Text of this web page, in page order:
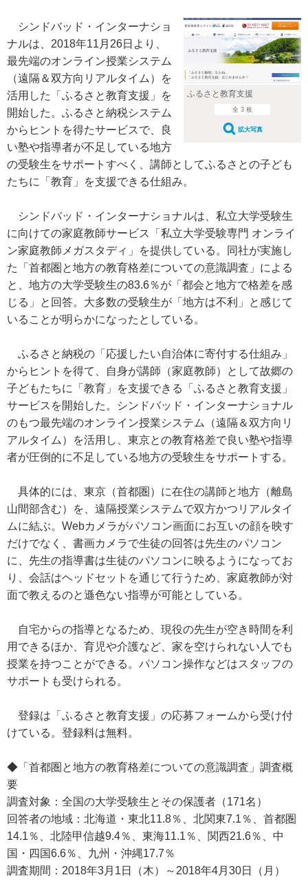
ふるさと教育支援
全 3 枚
拡大写真
シンドバッド・インターナショ
ナルは、2018年11月26日より、
最先端のオンライン授業システム
（遠隔＆双方向リアルタイム）を
活用した「ふるさと教育支援」を
開始した。ふるさと納税システム
からヒントを得たサービスで、良
い塾や指導者が不足している地方
の受験生をサポートすべく、講師としてふるさとの子ども
たちに「教育」を支援できる仕組み。
シンドバッド・インターナショナルは、私立大学受験生
に向けての家庭教師サービス「私立大学受験専門 オンライ
ン家庭教師メガスタディ」を提供している。同社が実施し
た「首都圏と地方の教育格差についての意識調査」による
と、地方の大学受験生の83.6％が「都会と地方で格差を感
じる」と回答。大多数の受験生が「地方は不利」と感じて
いることが明らかになったとしている。
ふるさと納税の「応援したい自治体に寄付する仕組み」
からヒントを得て、自身が講師（家庭教師）として故郷の
子どもたちに「教育」を支援できる「ふるさと教育支援」
サービスを開始した。シンドバッド・インターナショナル
のもつ最先端のオンライン授業システム（遠隔＆双方向リ
アルタイム）を活用し、東京との教育格差で良い塾や指導
者が圧倒的に不足している地方の受験生をサポートする。
具体的には、東京（首都圏）に在住の講師と地方（離島
山間部含む）を、遠隔授業システムで双方かつリアルタイ
ムに結ぶ。Webカメラがパソコン画面にお互いの顔を映す
だけでなく、書画カメラで生徒の回答は先生のパソコン
に、先生の指導書は生徒のパソコンに映るようになってお
り、会話はヘッドセットを通じて行うため、家庭教師が対
面で教えるのと遜色ない指導が可能としている。
自宅からの指導となるため、現役の先生が空き時間を利
用できるほか、育児や介護など、家を空けられない人でも
授業を持つことができる。パソコン操作などはスタッフの
サポートも受けられる。
登録は「ふるさと教育支援」の応募フォームから受け付
けている。登録料は無料。
◆「首都圏と地方の教育格差についての意識調査」調査概
要
調査対象：全国の大学受験生とその保護者（171名）
回答者の地域：北海道・東北11.8％、北関東7.1％、首都圏
14.1％、北陸甲信越9.4％、東海11.1％、関西21.6％、中
国・四国6.6％、九州・沖縄17.7％
調査期間：2018年3月1日（木）～2018年4月30日（月）